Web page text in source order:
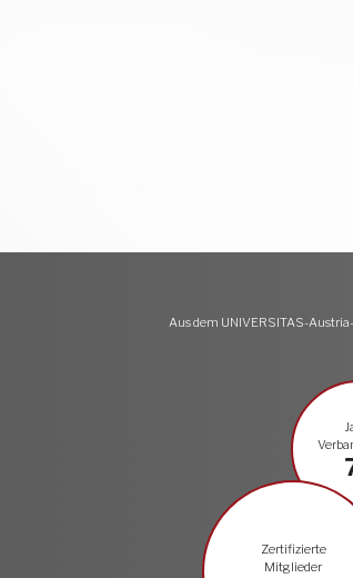
Aus dem UNIVERSITAS-
Zertifizierte
Mitglieder